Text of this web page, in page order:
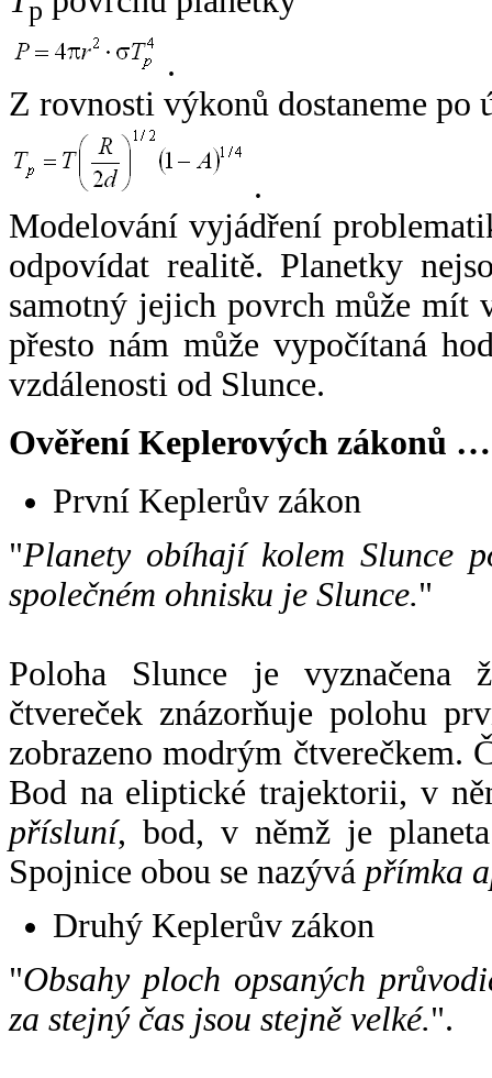
p
.
Z rovnosti výkonů dostaneme po
.
Modelování vyjádření
odpovídat realitě. Planetky
samotný jejich povrch může mít
přesto nám může vypočítaná
vzdálenosti od Slunce.
Ověření Keplerových zákonů …
První Keplerův zákon
"Planety obíhají kolem Slunce
společném ohnisku je Slunce."
Poloha Slunce je vyznačena
čtvereček znázorňuje polohu
zobrazeno modrým čtverečkem.
Bod na eliptické trajektorii, v
přísluní, bod, v němž je
Spojnice obou se nazývá přímka
Druhý Keplerův zákon
"Obsahy ploch opsaných
za stejný čas jsou stejně velké.".